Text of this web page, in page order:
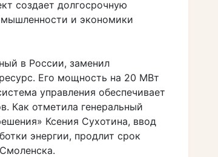
создает долгосрочную
и экономики
в России, заменил
Его мощность на 20 МВт
управления обеспечивает
Как отметила генеральный
Ксения Сухотина, ввод
энергии, продлит срок